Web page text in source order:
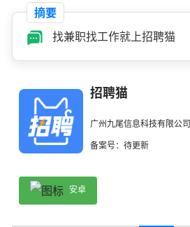
摘要
找兼职找工作就上招聘猫
招聘猫
广州九尾信息科技有限公司
备案号：待更新
安卓